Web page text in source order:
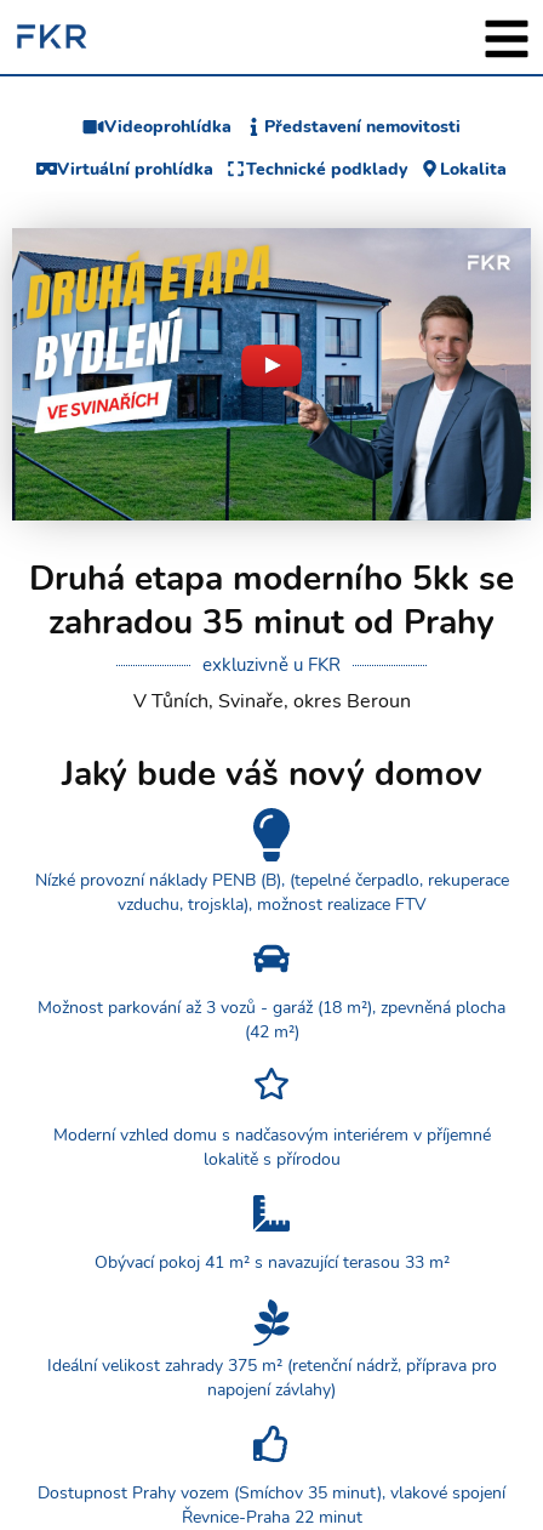
Videoprohlídka
Představení nemovitosti
Virtuální prohlídka
Technické podklady Lokalita
Druhá etapa moderního 5kk se
zahradou 35 minut od Prahy
exkluzivně u FKR
V Tůních, Svinaře, okres Beroun
Jaký bude váš nový domov
Nízké provozní náklady PENB (B), (tepelné čerpadlo, rekuperace
vzduchu, trojskla), možnost realizace FTV
Možnost parkování až 3 vozů - garáž (18 m²), zpevněná plocha
(42 m²)
Moderní vzhled domu s nadčasovým interiérem v příjemné
lokalitě s přírodou
Obývací pokoj 41 m² s navazující terasou 33 m²
Ideální velikost zahrady 375 m² (retenční nádrž, příprava pro
napojení závlahy)
Dostupnost Prahy vozem (Smíchov 35 minut), vlakové spojení
Řevnice-Praha 22 minut